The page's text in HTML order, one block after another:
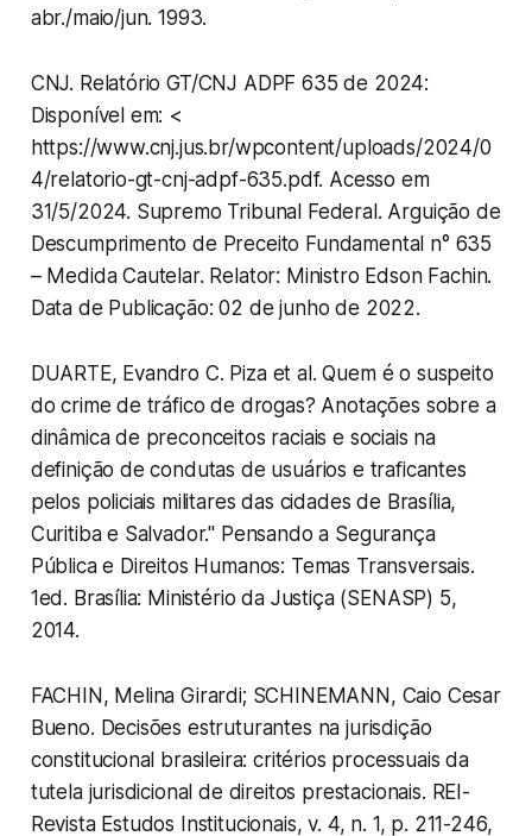
abr./maio/jun. 1993.
CNJ. Relatório GT/CNJ ADPF 635 de 2024:
Disponível em: <
https://www.cnj.jus.br/wpcontent/uploads/2024/0
4/relatorio-gt-cnj-adpf-635.pdf. Acesso em
31/5/2024. Supremo Tribunal Federal. Arguição de
Descumprimento de Preceito Fundamental n° 635
– Medida Cautelar. Relator: Ministro Edson Fachin.
Data de Publicação: 02 de junho de 2022.
DUARTE, Evandro C. Piza et al. Quem é o suspeito
do crime de tráfico de drogas? Anotações sobre a
dinâmica de preconceitos raciais e sociais na
definição de condutas de usuários e traficantes
pelos policiais militares das cidades de Brasília,
Curitiba e Salvador." Pensando a Segurança
Pública e Direitos Humanos: Temas Transversais.
1ed. Brasília: Ministério da Justiça (SENASP) 5,
2014.
FACHIN, Melina Girardi; SCHINEMANN, Caio Cesar
Bueno. Decisões estruturantes na jurisdição
constitucional brasileira: critérios processuais da
tutela jurisdicional de direitos prestacionais. REI-
Revista Estudos Institucionais, v. 4, n. 1, p. 211-246,